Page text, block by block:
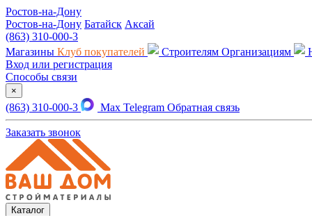
Ростов-на-Дону
Ростов-на-Дону Батайск Аксай
(863) 310-000-3
Магазины Клуб покупателей Строителям Организациям
Вход или регистрация
Способы связи
×
(863) 310-000-3 Max Telegram Обратная связь
Заказать звонок
Каталог